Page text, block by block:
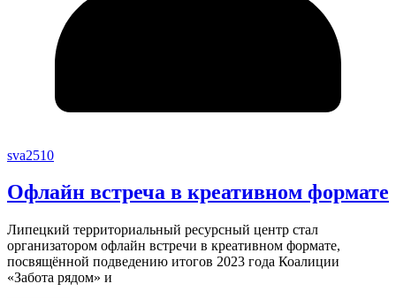
sva2510
Офлайн встреча в креативном формате
Липецкий территориальный ресурсный центр стал
организатором офлайн встречи в креативном формате,
посвящённой подведению итогов 2023 года Коалиции
«Забота рядом» и